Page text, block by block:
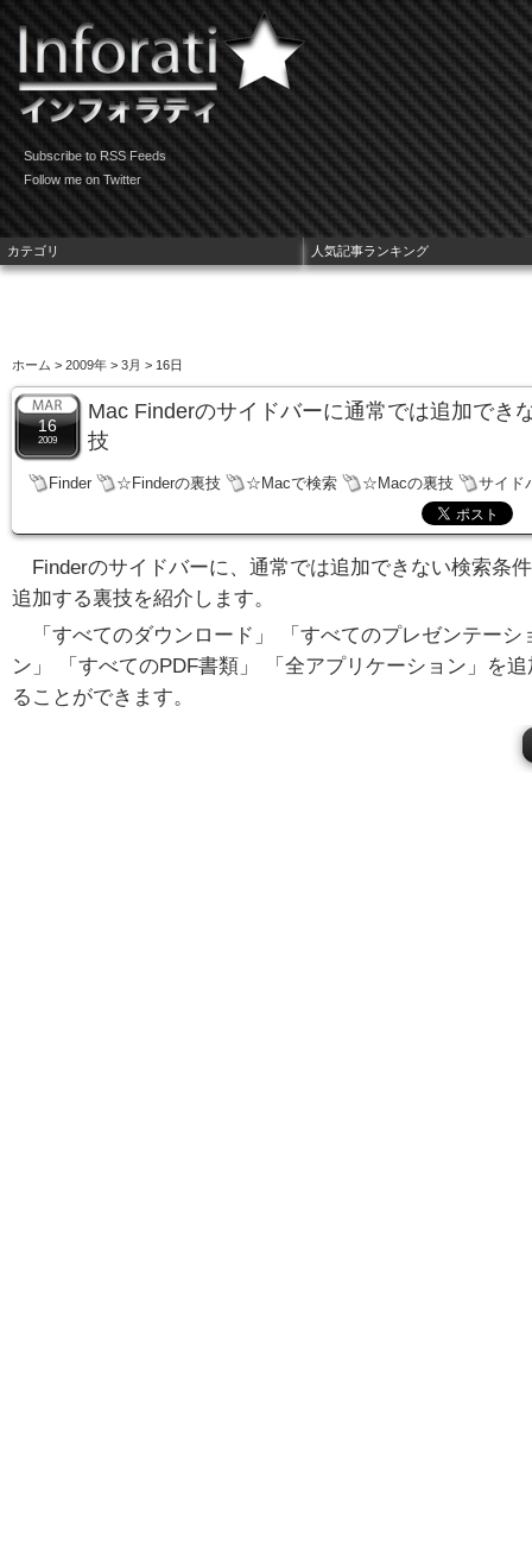
Subscribe to RSS Feeds
Follow me on Twitter
ホーム > 2009年 > 3月 > 16日
16
2009
Mac Finderのサイドバーに通常では追加でき
技
Finder ☆Finderの裏技 ☆Macで検索 ☆Macの裏技 サイド
Finderのサイドバーに、通常では追加できない検索条
追加する裏技を紹介します。
「すべてのダウンロード」 「すべてのプレゼンテーシ
ン」 「すべてのPDF書類」 「全アプリケーション」を追
ることができます。
カテゴリ 人気記事ランキング